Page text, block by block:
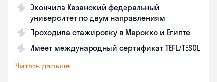
Окончила Казанский федеральный
университет по двум направлениям
Проходила стажировку в Марокко и Египте
Имеет международный сертификат TEFL/TESOL
Читать дальше